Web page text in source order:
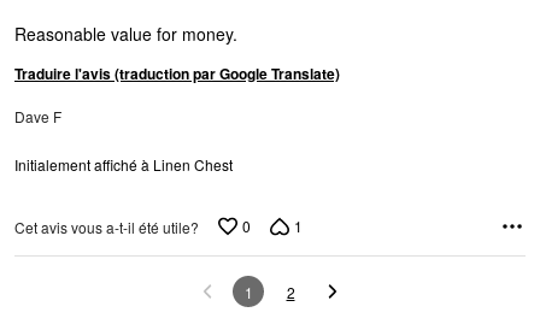
Reasonable value for money.
Traduire l'avis (traduction par Google Translate)
Dave F
Initialement affiché à Linen Chest
Cet avis vous a-t-il été utile? 0 1
1 2